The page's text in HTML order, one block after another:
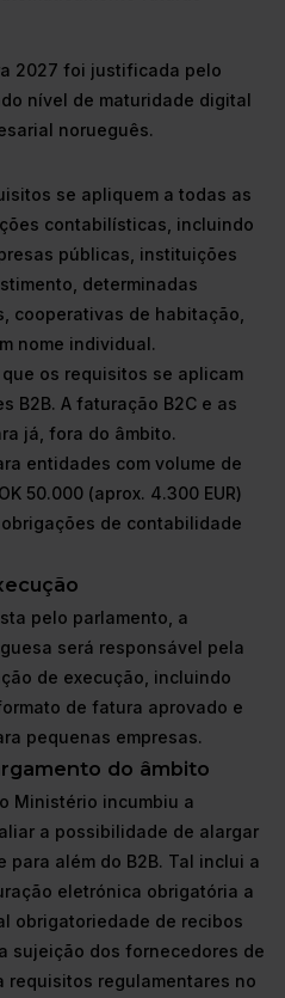
2027 foi justificada pelo
nível de maturidade digital
norueguês.
se apliquem a todas as
contabilísticas, incluindo
públicas, instituições
determinadas
cooperativas de habitação,
nome individual.
os requisitos se aplicam
B2B. A faturação B2C e as
já, fora do âmbito.
entidades com volume de
50.000 (aprox. 4.300 EUR)
de contabilidade
pelo parlamento, a
será responsável pela
de execução, incluindo
de fatura aprovado e
pequenas empresas.
do âmbito
Ministério incumbiu a
a possibilidade de alargar
além do B2B. Tal inclui a
eletrónica obrigatória a
obrigatoriedade de recibos
sujeição dos fornecedores de
regulamentares no